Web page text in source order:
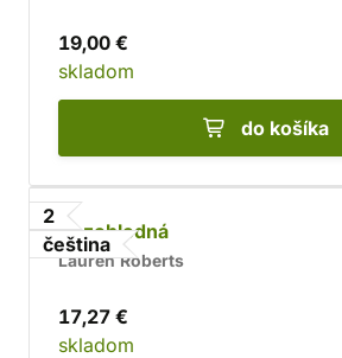
19,00 €
skladom
do košíka
2
čeština
Bezohledná
Lauren Roberts
17,27 €
skladom